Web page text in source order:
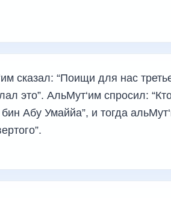
сказал: “Поищи для нас
это”. АльМут‘им спросил:
бин Абу Умаййа”, и тогда